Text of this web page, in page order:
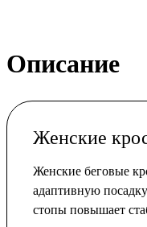
Описание
Женские
Женские беговые
адаптивную
стопы повышает